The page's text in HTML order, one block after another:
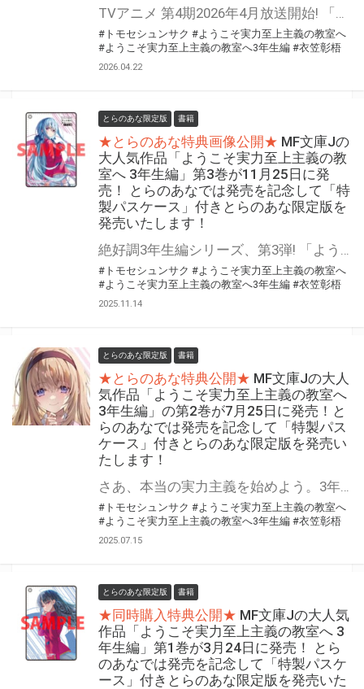
#トモセシュンサク #ようこそ実力至上主義の教室へ
#ようこそ実力至上主義の教室へ3年生編 #衣笠彰梧
2026.04.22
とらのあな限定版 書籍
★とらのあな特典画像公開★ MF文庫Jの
大人気作品「ようこそ実力至上主義の教
室へ 3年生編」第3巻が11月25日に発
売！ とらのあなでは発売を記念して「特
製パスケース」付きとらのあな限定版を
発売いたします！
#トモセシュンサク #ようこそ実力至上主義の教室へ
#ようこそ実力至上主義の教室へ3年生編 #衣笠彰梧
2025.11.14
とらのあな限定版 書籍
★とらのあな特典公開★ MF文庫Jの大人
気作品「ようこそ実力至上主義の教室へ
3年生編」の第2巻が7月25日に発売！と
らのあなでは発売を記念して「特製パス
ケース」付きとらのあな限定版を発売い
たします！
#トモセシュンサク #ようこそ実力至上主義の教室へ
#ようこそ実力至上主義の教室へ3年生編 #衣笠彰梧
2025.07.15
とらのあな限定版 書籍
★同時購入特典公開★ MF文庫Jの大人気
作品「ようこそ実力至上主義の教室へ 3
年生編」第1巻が3月24日に発売！ とら
のあなでは発売を記念して「特製パスケ
ース」付きとらのあな限定版を発売いた